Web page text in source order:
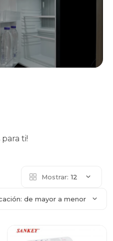
ti!
Mostrar: 12
de mayor a menor